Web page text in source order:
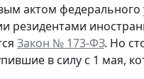
актом федерального
резидентами
Закон № 173-ФЗ. Но
в силу с 1 мая,